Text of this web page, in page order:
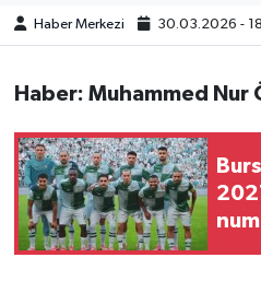
Haber Merkezi 30.03.2026 -
Haber: Muhammed Nur